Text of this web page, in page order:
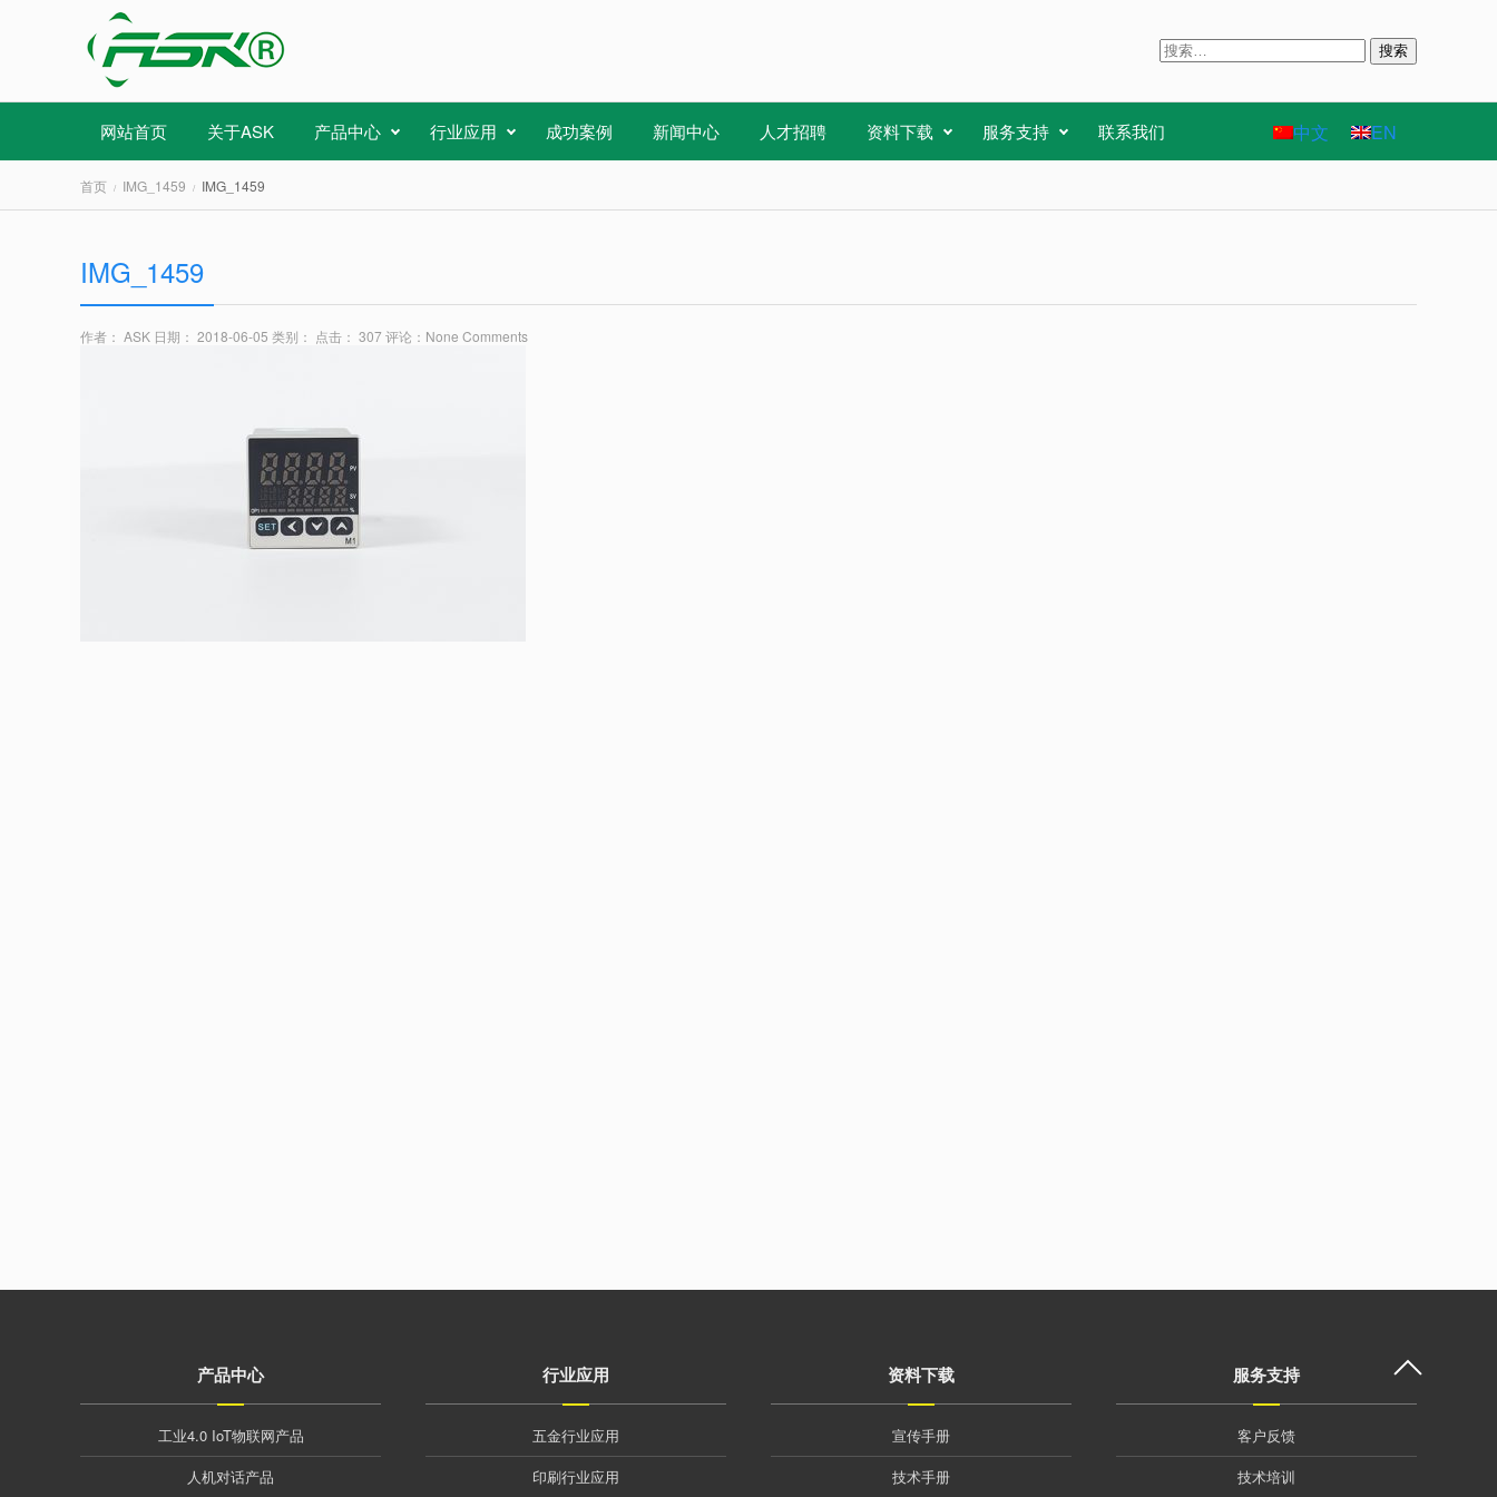
搜
网站首页 关于ASK 产品中心 行业应用 成功案例 新闻中心 人才招聘 资料下载 服务支持 联系我们 中文 EN
首页 IMG_1459 IMG_1459
IMG_1459
作者： ASK 日期： 2018-06-05 类别： 点击： 307 评论： None Comments
产品中心
工业4.0 IoT物联网产品
人机对话产品
行业应用
五金行业应用
印刷行业应用
资料下载
宣传手册
技术手册
服务支持
客户反馈
技术培训